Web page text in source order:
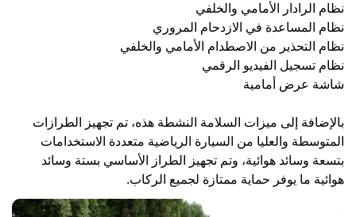
نظام الرادار الأمامي والخلفي
نظام المساعدة في الازدحام المروري
نظام التحذير من الاصطدام الأمامي والخلفي
نظام تسجيل الفيديو الرقمي
شاشة عرض أمامية
بالإضافة إلى ميزات السلامة النشطة هذه، تم تجهيز الطرازات
المتوسطة والعليا من السيارة الرياضية متعددة الاستخدامات
بتسعة وسائد هوائية، وتم تجهيز الطراز الأساسي بستة وسائد
هوائية ما يوفر حماية ممتازة لجميع الركاب.